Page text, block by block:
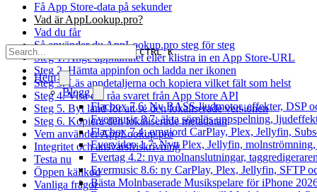
CTRL K
Hem
Blogg
Flacbox 7.6: Ny BASS-ljudmotor, effekter, DSP
Evermusic 8.7: äkta sömlös uppspelning,
Flacbox 7.4: omgjord CarPlay, Plex, Jellyfin,
Evervideo 1.7: Nytt Plex, Jellyfin, molnströmning,
Evertag 4.2: nya molnanslutningar,
Evermusic 8.6: ny CarPlay, Plex, Jellyfin, SFTP
Bästa Molnbaserade Musikspelare för iPhone
Få App Store-data på sekunder
Vad är AppLookup.pro?
Vad du får
Så använder du AppLookup.pro steg för steg
Steg 1. Ange appnamnet eller klistra in en App Store-URL
Steg 2. Hämta appinfon och ladda ner ikonen
Steg 3. Läs appdetaljerna och kopiera vilket fält som helst
Steg 4. Visa det råa svaret från App Store API
Steg 5. Byt land för att se den lokaliserade versionen
Steg 6. Kopiera den lokaliserade metadatan
Vem använder AppLookup.pro
Integritet och ansvarsfriskrivning
Testa nu
Öppen källkod
Vanliga frågor